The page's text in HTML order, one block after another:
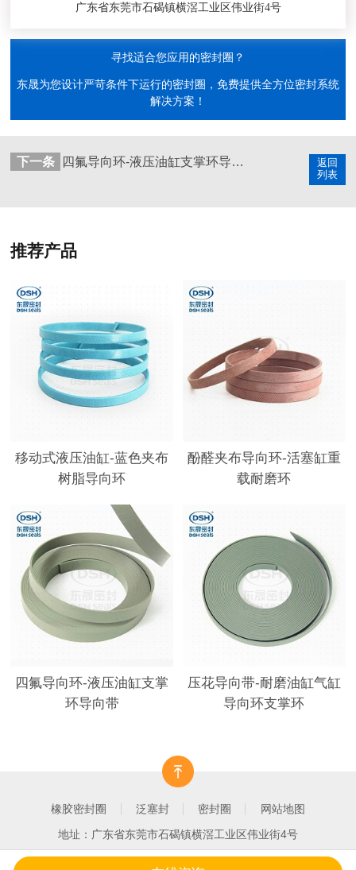
广东省东莞市石碣镇横滘工业区伟业街4号
寻找适合您应用的密封圈？
东晟为您设计严苛条件下运行的密封圈，免费提供全方位密封系统
解决方案！
返回
列表
下一条 四氟导向环-液压油缸支掌环导向带
推荐产品
移动式液压油缸-蓝色夹布
树脂导向环
酚醛夹布导向环-活塞缸重
载耐磨环
四氟导向环-液压油缸支掌
环导向带
压花导向带-耐磨油缸气缸
导向环支掌环
橡胶密封圈 泛塞封 密封圈 网站地图
地址：广东省东莞市石碣镇横滘工业区伟业街4号